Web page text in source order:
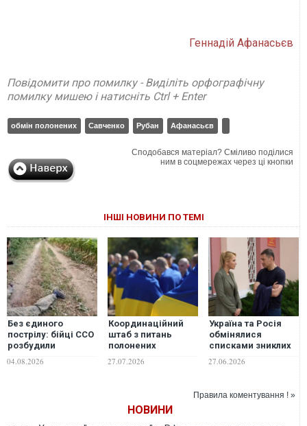
Геннадій Афанасьєв
Повідомити про помилку - Виділіть орфографічну
помилку мишею і натисніть Ctrl + Enter
обмін полонених Савченко Рубан Афанасьєв
Сподобався матеріал? Сміливо поділися
ним в соцмережах через ці кнопки
ІНШІ НОВИНИ ПО ТЕМІ
Без єдиного
пострілу: бійці ССО
розбудили
схованках і взяли в
04.08.2026
Координаційний
штаб з питань
полонених
інформаційну атаку
27.07.2026
Україна та Росія
обмінялися
списками зниклих
військових, -
27.06.2026
Правила коментування ! »
НОВИНИ